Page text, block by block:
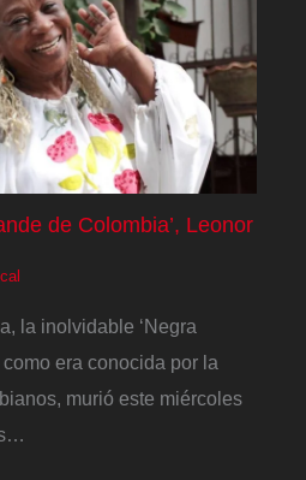
de Colombia’, Leonor
la inolvidable ‘Negra
era conocida por la
murió este miércoles